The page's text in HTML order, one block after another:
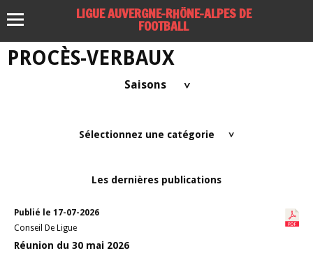
LIGUE AUVERGNE-RHÔNE-ALPES DE
FOOTBALL
PROCÈS-VERBAUX
Saisons >
Sélectionnez une catégorie >
Les dernières publications
Publié le 17-07-2026
Conseil De Ligue
Réunion du 30 mai 2026